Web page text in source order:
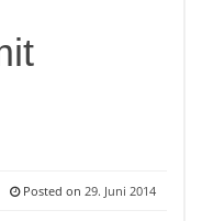
Posted on 29. Juni 2014